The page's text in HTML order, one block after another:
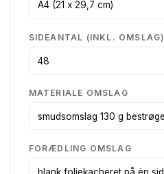
SIDEANTAL (INKL. OMSLAG)
MATERIALE OMSLAG
FORÆDLING OMSLAG